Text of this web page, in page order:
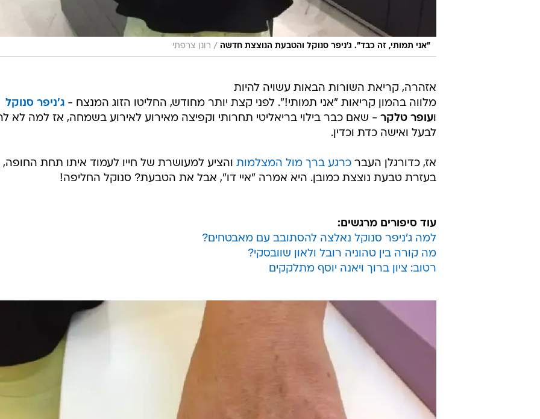
"אני תמותי, זה כבד". ג'ניפר סנוקל והטבעת הנוצצת חדשה / רונן צרפתי
אזהרה, קריאת השורות הבאות עשויה להיות
מלווה בהמון קריאות "אני תמותי!". לפני קצת יותר מחודש, החליטו הזוג המנצח - ג'ניפר סנוקל
ועופר טלקר - שאם כבר בילוי בריאליטי תחרותי וקפיצה מאירוע לאירוע בשמחה, אז למה לא
לבעל ואישה כדת וכדין.
אז, כדורגלן העבר כרגע ברך מול המצלמות והציע למעושרת של חייו לעמוד איתו תחת החופה,
בעזרת טבעת נוצצת כמובן. היא אמרה "איי דו", אבל את הטבעת? סנוקל החליפה!
עוד סיפורים מרגשים:
למה ג'ניפר סנוקל נאלצה להסתובב עם מאבטחים?
מה קורה בין טהוניה רובל ולאון שוובסקי?
רטוב: ציון ברוך ויאנה יוסף מתלקקים